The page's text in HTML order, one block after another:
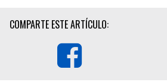
COMPARTE ESTE ARTÍCULO: